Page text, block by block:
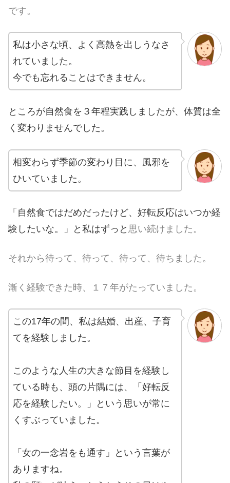
です。
私は小さな頃、よく高熱を出しうなさ
れていました。
今でも忘れることはできません。
ところが自然食を３年程実践しましたが、体質は全
く変わりませんでした。
相変わらず季節の変わり目に、風邪を
ひいていました。
「自然食ではだめだったけど、好転反応はいつか経
験したいな。」と私はずっと 思い続けました。
それから待って、待って、待って、待ちました。
漸く経験できた時、１７年がたっていました。
この17年の間、私は結婚、出産、子育
てを経験しました。
このような人生の大きな節目を経験し
ている時も、頭の片隅には、「好転反
応を経験したい。」という思いが常に
くすぶっていました。
「女の一念岩をも通す」という言葉が
ありますね。